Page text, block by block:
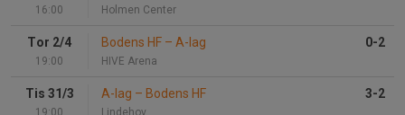
16:00 Holmen Center
Tor 2/4
19:00
Bodens HF – A-lag
HIVE Arena
0-2
Tis 31/3 A-lag – Bodens HF 3-2